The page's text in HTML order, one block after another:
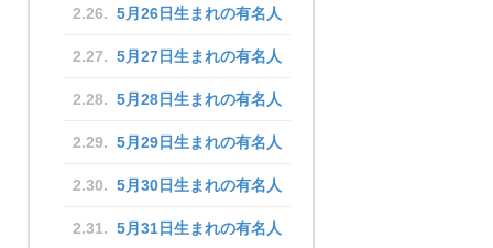
5月26日生まれの有名人
5月27日生まれの有名人
5月28日生まれの有名人
5月29日生まれの有名人
5月30日生まれの有名人
5月31日生まれの有名人